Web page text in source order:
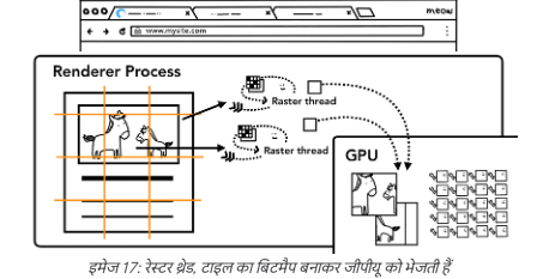
इमेज 17: रेस्टर थ्रेड, टाइल का बिटमैप बनाकर जीपीयू को भेजती हैं